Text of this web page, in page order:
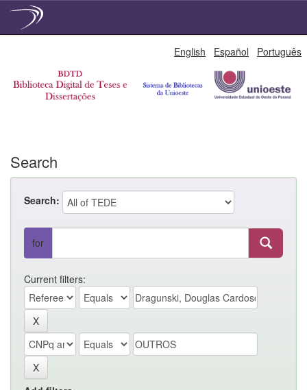
English Español Português
Search
Search:
for
Current filters: